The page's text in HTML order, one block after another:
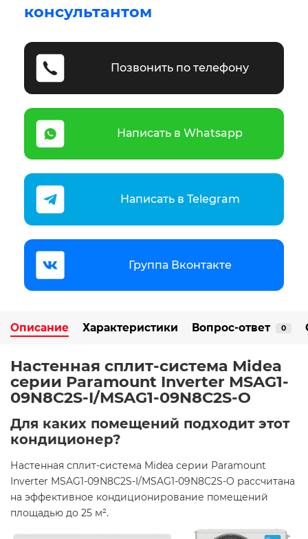
консультантом
Позвонить по телефону
Написать в Whatsapp
Написать в Telegram
Группа Вконтакте
Описание Характеристики Вопрос-ответ 0
Настенная сплит-система Midea
серии Paramount Inverter MSAG1-
09N8C2S-I/MSAG1-09N8C2S-O
Для каких помещений подходит этот
кондиционер?
Настенная сплит-система Midea серии Paramount
Inverter MSAG1-09N8C2S-I/MSAG1-09N8C2S-O рассчитана
на эффективное кондиционирование помещений
площадью до 25 м². ​